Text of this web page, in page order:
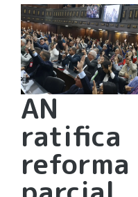
AN
ratifica
reforma